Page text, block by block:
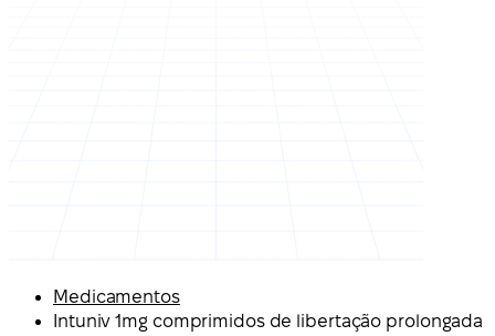
Medicamentos
Intuniv 1mg comprimidos de libertação prolongada